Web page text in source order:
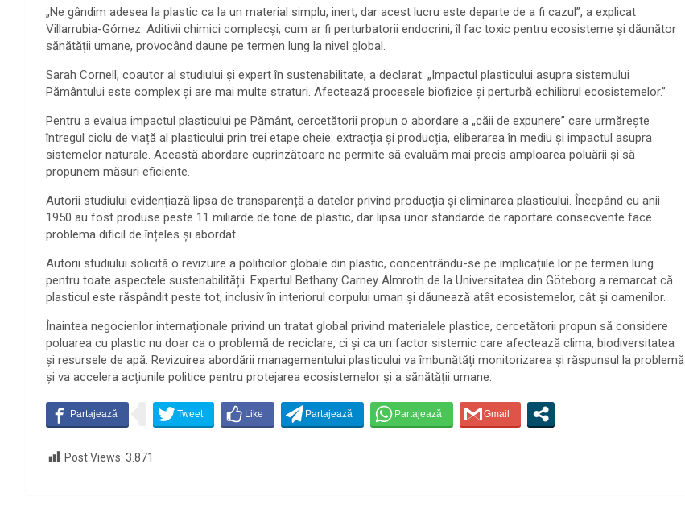
„Ne gândim adesea la plastic ca la un material simplu, inert, dar acest lucru este departe de a fi cazul”, a explicat
Villarrubia-Gómez. Aditivii chimici complecși, cum ar fi perturbatorii endocrini, îl fac toxic pentru ecosisteme și dăunător
sănătății umane, provocând daune pe termen lung la nivel global.
Sarah Cornell, coautor al studiului și expert în sustenabilitate, a declarat: „Impactul plasticului asupra sistemului
Pământului este complex și are mai multe straturi. Afectează procesele biofizice și perturbă echilibrul ecosistemelor.”
Pentru a evalua impactul plasticului pe Pământ, cercetătorii propun o abordare a „căii de expunere” care urmărește
întregul ciclu de viață al plasticului prin trei etape cheie: extracția și producția, eliberarea în mediu și impactul asupra
sistemelor naturale. Această abordare cuprinzătoare ne permite să evaluăm mai precis amploarea poluării și să
propunem măsuri eficiente.
Autorii studiului evidențiază lipsa de transparență a datelor privind producția și eliminarea plasticului. Începând cu anii
1950 au fost produse peste 11 miliarde de tone de plastic, dar lipsa unor standarde de raportare consecvente face
problema dificil de înțeles și abordat.
Autorii studiului solicită o revizuire a politicilor globale din plastic, concentrându-se pe implicațiile lor pe termen lung
pentru toate aspectele sustenabilității. Expertul Bethany Carney Almroth de la Universitatea din Göteborg a remarcat că
plasticul este răspândit peste tot, inclusiv în interiorul corpului uman și dăunează atât ecosistemelor, cât și oamenilor.
Înaintea negocierilor internaționale privind un tratat global privind materialele plastice, cercetătorii propun să considere
poluarea cu plastic nu doar ca o problemă de reciclare, ci și ca un factor sistemic care afectează clima, biodiversitatea
și resursele de apă. Revizuirea abordării managementului plasticului va îmbunătăți monitorizarea și răspunsul la problemă
și va accelera acțiunile politice pentru protejarea ecosistemelor și a sănătății umane.
Post Views: 3.871